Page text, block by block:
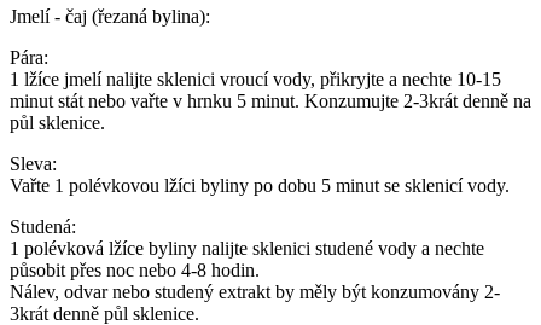
Jmelí - čaj (řezaná bylina):
Pára:
1 lžíce jmelí nalijte sklenici vroucí vody, přikryjte a nechte 10-15
minut stát nebo vařte v hrnku 5 minut. Konzumujte 2-3krát denně na
půl sklenice.
Sleva:
Vařte 1 polévkovou lžíci byliny po dobu 5 minut se sklenicí vody.
Studená:
1 polévková lžíce byliny nalijte sklenici studené vody a nechte
působit přes noc nebo 4-8 hodin.
Nálev, odvar nebo studený extrakt by měly být konzumovány 2-
3krát denně půl sklenice.